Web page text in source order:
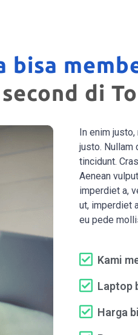
bisa
di
In enim
justo. Nullam
tincidunt.
Aenean
imperdiet a,
ut, imperdiet
eu pede
Kami
Laptop
Harga